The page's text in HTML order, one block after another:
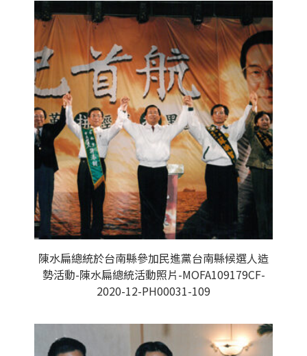
陳水扁總統於台南縣參加民進黨台南縣候選人造
勢活動-陳水扁總統活動照片-MOFA109179CF-
2020-12-PH00031-109